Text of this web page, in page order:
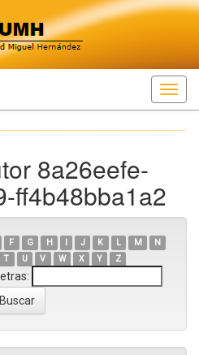
8a26eefe-
ff4b48bba1a2
F G H I J K L M
N
T U V W X Y Z